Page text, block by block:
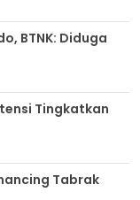
BTNK: Diduga
Tingkatkan
Tabrak